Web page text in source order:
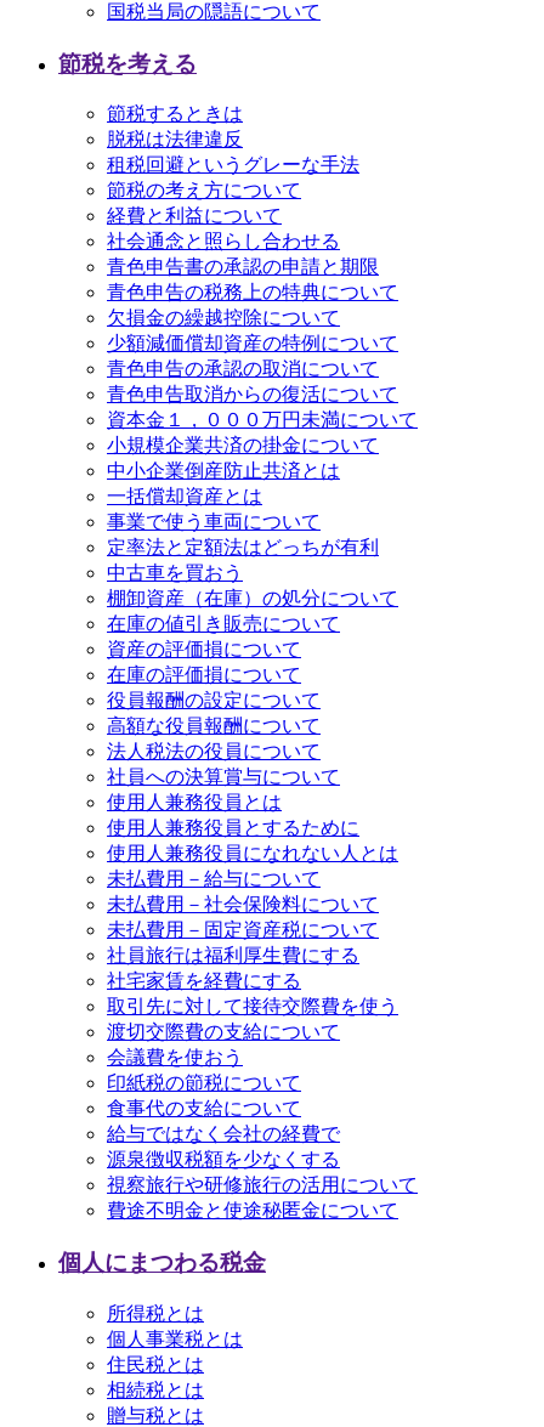
国税当局の隠語について
節税を考える
節税するときは
脱税は法律違反
租税回避というグレーな手法
節税の考え方について
経費と利益について
社会通念と照らし合わせる
青色申告書の承認の申請と期限
青色申告の税務上の特典について
欠損金の繰越控除について
少額減価償却資産の特例について
青色申告の承認の取消について
青色申告取消からの復活について
資本金１，０００万円未満について
小規模企業共済の掛金について
中小企業倒産防止共済とは
一括償却資産とは
事業で使う車両について
定率法と定額法はどっちが有利
中古車を買おう
棚卸資産（在庫）の処分について
在庫の値引き販売について
資産の評価損について
在庫の評価損について
役員報酬の設定について
高額な役員報酬について
法人税法の役員について
社員への決算賞与について
使用人兼務役員とは
使用人兼務役員とするために
使用人兼務役員になれない人とは
未払費用－給与について
未払費用－社会保険料について
未払費用－固定資産税について
社員旅行は福利厚生費にする
社宅家賃を経費にする
取引先に対して接待交際費を使う
渡切交際費の支給について
会議費を使おう
印紙税の節税について
食事代の支給について
給与ではなく会社の経費で
源泉徴収税額を少なくする
視察旅行や研修旅行の活用について
費途不明金と使途秘匿金について
個人にまつわる税金
所得税とは
個人事業税とは
住民税とは
相続税とは
贈与税とは